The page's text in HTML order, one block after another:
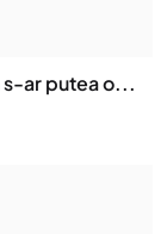
s-ar putea o...